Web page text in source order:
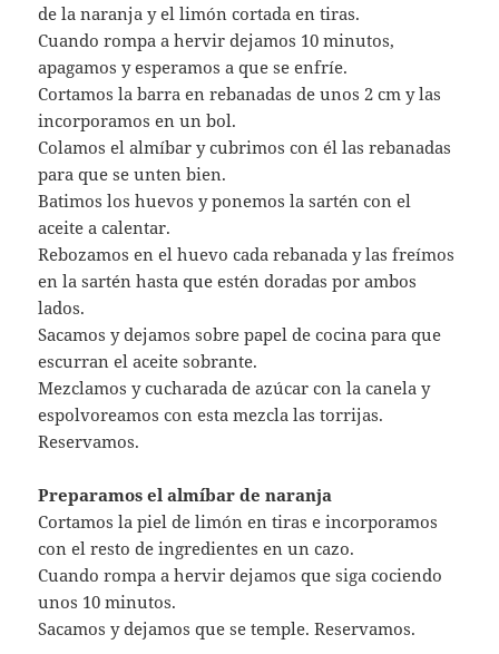
de la naranja y el limón cortada en tiras.
Cuando rompa a hervir dejamos 10 minutos,
apagamos y esperamos a que se enfríe.
Cortamos la barra en rebanadas de unos 2 cm y las
incorporamos en un bol.
Colamos el almíbar y cubrimos con él las rebanadas
para que se unten bien.
Batimos los huevos y ponemos la sartén con el
aceite a calentar.
Rebozamos en el huevo cada rebanada y las freímos
en la sartén hasta que estén doradas por ambos
lados.
Sacamos y dejamos sobre papel de cocina para que
escurran el aceite sobrante.
Mezclamos y cucharada de azúcar con la canela y
espolvoreamos con esta mezcla las torrijas.
Reservamos.
Preparamos el almíbar de naranja
Cortamos la piel de limón en tiras e incorporamos
con el resto de ingredientes en un cazo.
Cuando rompa a hervir dejamos que siga cociendo
unos 10 minutos.
Sacamos y dejamos que se temple. Reservamos.